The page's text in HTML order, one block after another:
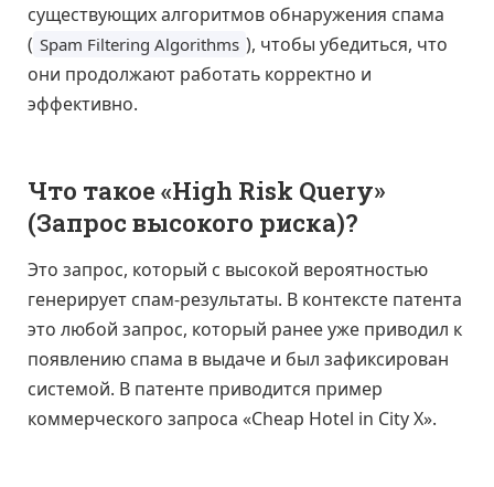
существующих алгоритмов обнаружения спама
( Spam Filtering Algorithms ), чтобы убедиться, что
они продолжают работать корректно и
эффективно.
Что такое «High Risk Query»
(Запрос высокого риска)?
Это запрос, который с высокой вероятностью
генерирует спам-результаты. В контексте патента
это любой запрос, который ранее уже приводил к
появлению спама в выдаче и был зафиксирован
системой. В патенте приводится пример
коммерческого запроса «Cheap Hotel in City X».